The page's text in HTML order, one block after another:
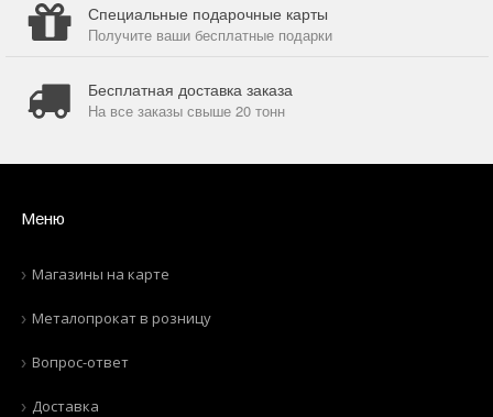
Специальные подарочные карты
Получите ваши бесплатные подарки
Бесплатная доставка заказа
На все заказы свыше 20 тонн
Меню
Магазины на карте
Металопрокат в розницу
Вопрос-ответ
Доставка